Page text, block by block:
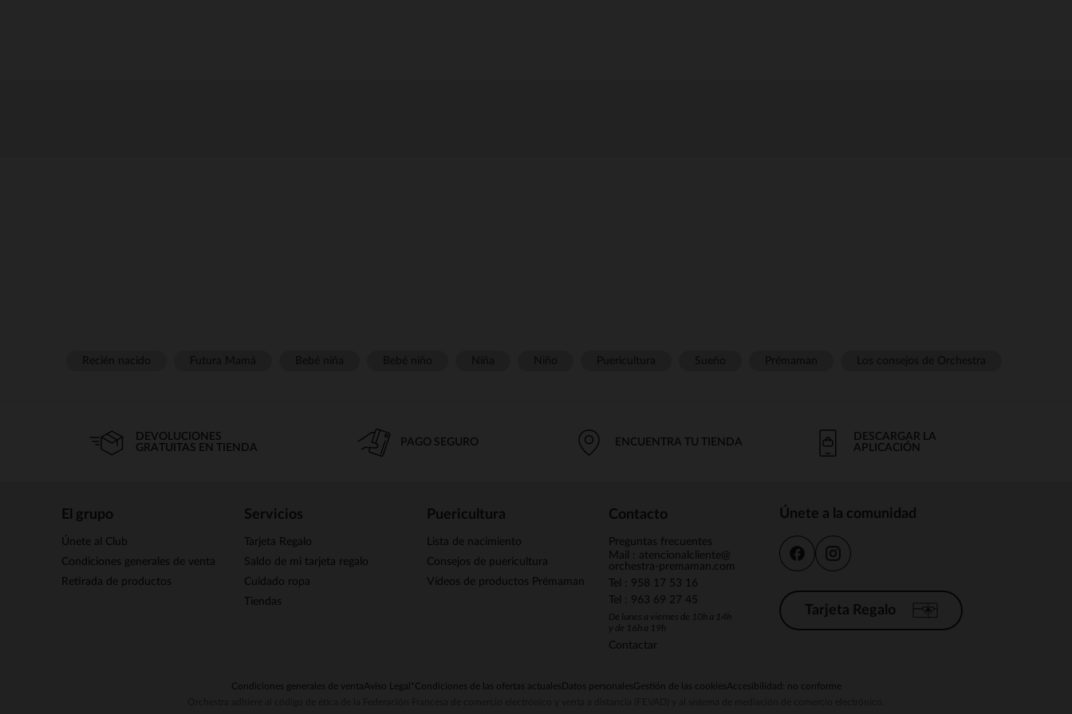
DEVOLUCIONES
GRATUITAS EN TIENDA
PAGO SEGURO ENCUENTRA TU TIENDA
DESCARGAR LA
APLICACIÓN
El grupo
Únete al Club
Condiciones generales de venta
Retirada de productos
Servicios
Tarjeta Regalo
Saldo de mi tarjeta regalo
Cuidado ropa
Tiendas
Puericultura
Lista de nacimiento
Consejos de puericultura
Vídeos de productos Prémaman
Contacto
Preguntas frecuentes
Mail : atencionalcliente@
orchestra-premaman.com
Tel : 958 17 53 16
Tel : 963 69 27 45
De lunes a viernes de 10h a 14h
y de 16h a 19h
Contactar
Únete a la comunidad
Tarjeta Regalo
Condiciones generales de ventaAviso Legal *Condiciones de las ofertas actuales Datos personalesGestión de las cookiesAccesibilidad: no conforme